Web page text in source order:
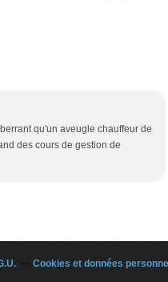
qu'un aveugle chauffeur de
des cours de gestion de
Cookies et données